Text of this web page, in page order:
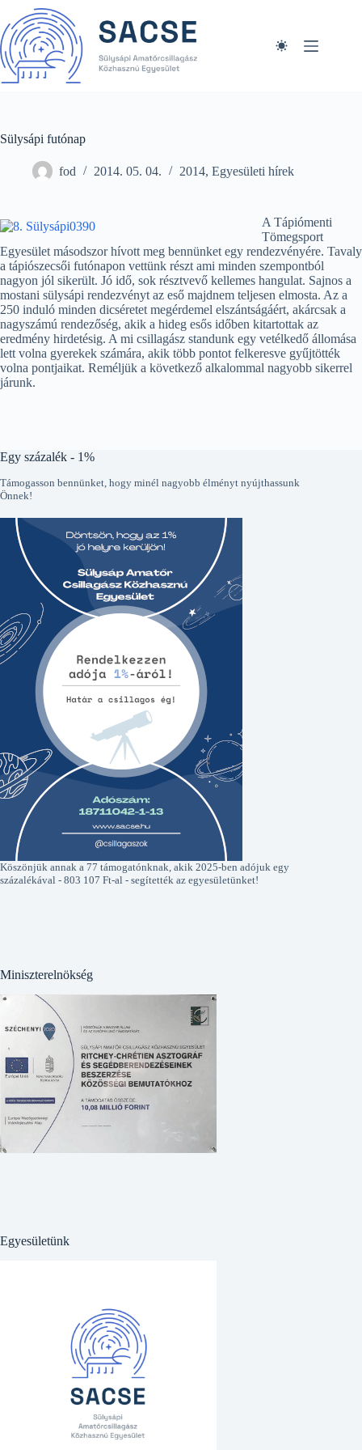
content
Sülysápi futónap
fod 2014. 05. 04. 2014, Egyesületi hírek
A Tápiómenti
Tömegsport
Egyesület másodszor hívott meg bennünket egy rendezvényére. Tavaly
a tápiószecsői futónapon vettünk részt ami minden szempontból
nagyon jól sikerült. Jó idő, sok résztvevő kellemes hangulat. Sajnos a
mostani sülysápi rendezvényt az eső majdnem teljesen elmosta. Az a
250 induló minden dicséretet megérdemel elszántságáért, akárcsak a
nagyszámú rendezőség, akik a hideg esős időben kitartottak az
eredmény hirdetésig. A mi csillagász standunk egy vetélkedő állomása
lett volna gyerekek számára, akik több pontot felkeresve gyűjtötték
volna pontjaikat. Reméljük a következő alkalommal nagyobb sikerrel
járunk.
Egy százalék - 1%
Támogasson bennünket, hogy minél nagyobb élményt nyújthassunk
Önnek!
Köszönjük annak a 77 támogatónknak, akik 2025-ben adójuk egy
százalékával - 803 107 Ft-al - segítették az egyesületünket!
Miniszterelnökség
Egyesületünk